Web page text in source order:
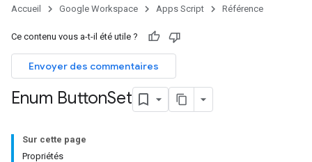
Accueil Google Workspace Apps Script Référence
Ce contenu vous a-t-il été utile ?
Envoyer des commentaires
Enum ButtonSet
Sur cette page
Propriétés